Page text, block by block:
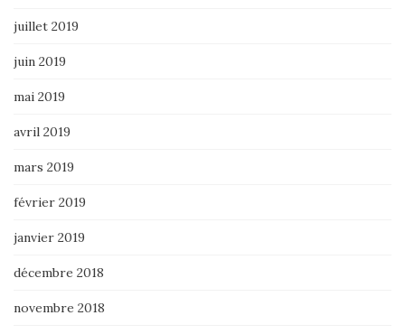
juillet 2019
juin 2019
mai 2019
avril 2019
mars 2019
février 2019
janvier 2019
décembre 2018
novembre 2018